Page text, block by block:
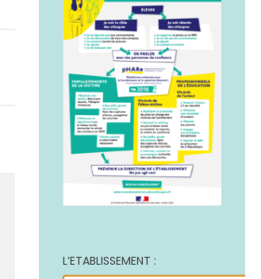
L’ETABLISSEMENT :